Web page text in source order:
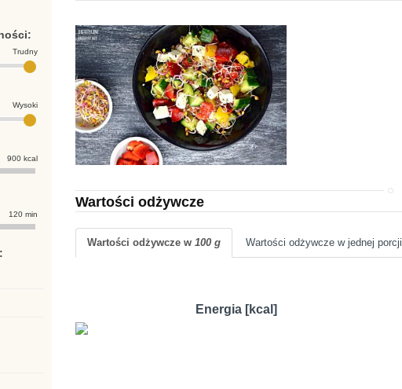
Trudny
Wysoki
900 kcal
120 min
Wartości odżywcze
Wartości odżywcze w 100 g Wartości odżywcze w jednej porcji
Energia [kcal]